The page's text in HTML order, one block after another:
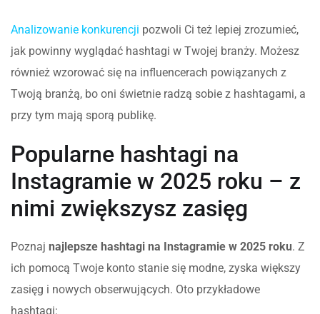
Analizowanie konkurencji pozwoli Ci też lepiej zrozumieć,
jak powinny wyglądać hashtagi w Twojej branży. Możesz
również wzorować się na influencerach powiązanych z
Twoją branżą, bo oni świetnie radzą sobie z hashtagami, a
przy tym mają sporą publikę.
Popularne hashtagi na
Instagramie w 2025 roku – z
nimi zwiększysz zasięg
Poznaj najlepsze hashtagi na Instagramie w 2025 roku. Z
ich pomocą Twoje konto stanie się modne, zyska większy
zasięg i nowych obserwujących. Oto przykładowe
hashtagi: